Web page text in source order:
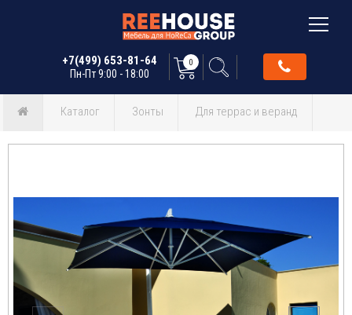
+7(499) 653-81-64
Пн-Пт 9:00 - 18:00
0
Каталог Зонты Для террас и веранд